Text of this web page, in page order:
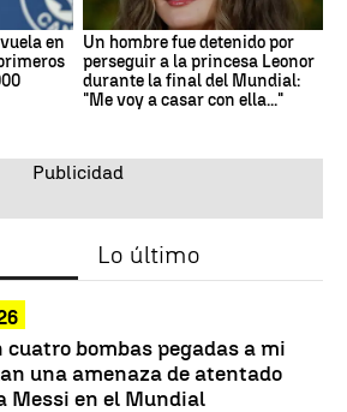
en
Un hombre fue detenido por
perseguir a la princesa Leonor
durante la final del Mundial:
"Me voy a casar con ella..."
Lo último
cuatro bombas pegadas a mi
una amenaza de atentado
Messi en el Mundial